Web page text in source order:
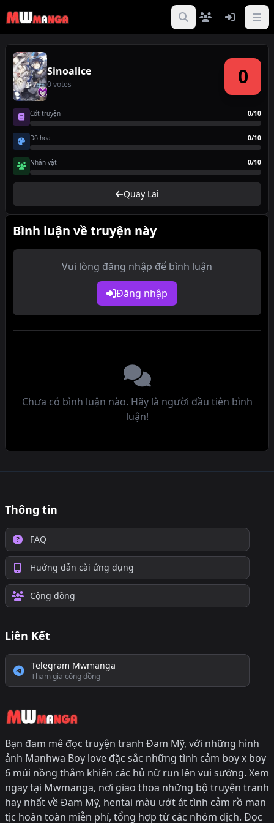
Sinoalice
0 votes 0
Cốt truyện 0/10
Đồ hoạ 0/10
Nhân vật 0/10
Quay Lại
Bình luận về truyện này
Vui lòng đăng nhập để bình luận
Đăng nhập
Chưa có bình luận nào. Hãy là người đầu tiên bình
luận!
Thông tin
FAQ
Huớng dẫn cài ứng dụng
Cộng đồng
Liên Kết
Telegram Mwmanga
Tham gia cộng đồng
Bạn đam mê đọc truyện tranh Đam Mỹ, với những hình
ảnh Manhwa Boy love đặc sắc những tình cảm boy x boy
6 múi nồng thắm khiến các hủ nữ run lên vui sướng. Xem
ngay tại Mwmanga, nơi giao thoa những bộ truyện tranh
hay nhất về Đam Mỹ, hentai màu ướt át tình cảm rồ man
tịc hoàn toàn miễn phí, tổng hợp từ các nhóm dịch. Đọc